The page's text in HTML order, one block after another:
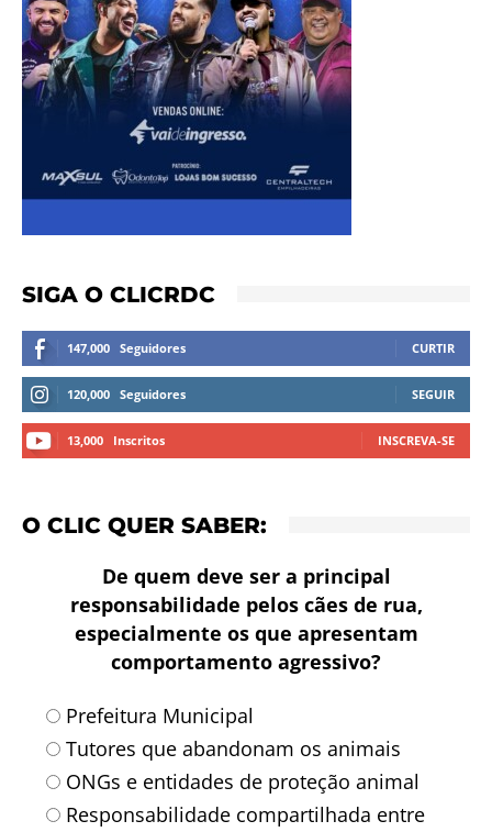
SIGA O CLICRDC
147,000 Seguidores CURTIR
120,000 Seguidores SEGUIR
13,000 Inscritos INSCREVA-SE
O CLIC QUER SABER:
De quem deve ser a principal
responsabilidade pelos cães de rua,
especialmente os que apresentam
comportamento agressivo?
Prefeitura Municipal
Tutores que abandonam os animais
ONGs e entidades de proteção animal
Responsabilidade compartilhada entre